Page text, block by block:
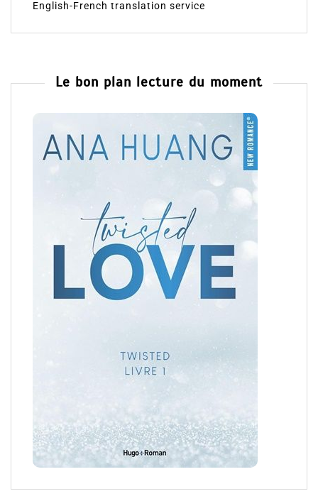
English-French translation service
Le bon plan lecture du moment